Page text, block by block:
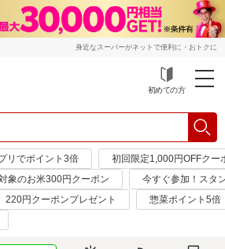
身近なスーパーがネットで便利に・おトクに
初めての方
リでポイント3倍
初回限定1,000円OFFクー
象のお米300円クーポン
今すぐ参加！スタ
220円クーポンプレゼント
惣菜ポイント5倍